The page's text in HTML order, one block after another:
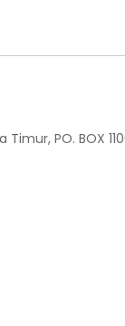
Timur, PO. BOX